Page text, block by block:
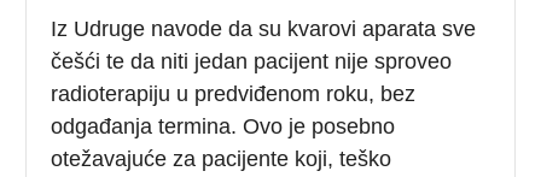
Iz Udruge navode da su kvarovi aparata sve
češći te da niti jedan pacijent nije sproveo
radioterapiju u predviđenom roku, bez
odgađanja termina. Ovo je posebno
otežavajuće za pacijente koji, teško